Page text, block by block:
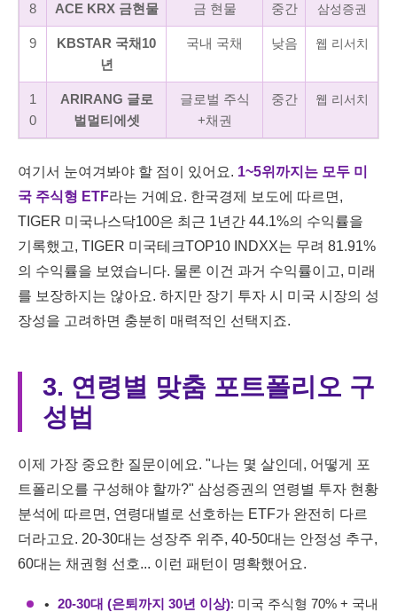
8 ACE KRX 금현물 금 현물 중간 삼성증권
9
KBSTAR 국채10
년
국내 국채 낮음 웹 리서치
1
0
ARIRANG 글로
벌멀티에셋
글로벌 주식
+채권
중간 웹 리서치
여기서 눈여겨봐야 할 점이 있어요. 1~5위까지는 모두 미
국 주식형 ETF라는 거예요. 한국경제 보도에 따르면,
TIGER 미국나스닥100은 최근 1년간 44.1%의 수익률을
기록했고, TIGER 미국테크TOP10 INDXX는 무려 81.91%
의 수익률을 보였습니다. 물론 이건 과거 수익률이고, 미래
를 보장하지는 않아요. 하지만 장기 투자 시 미국 시장의 성
장성을 고려하면 충분히 매력적인 선택지죠.
3. 연령별 맞춤 포트폴리오 구
성법
이제 가장 중요한 질문이에요. "나는 몇 살인데, 어떻게 포
트폴리오를 구성해야 할까?" 삼성증권의 연령별 투자 현황
분석에 따르면, 연령대별로 선호하는 ETF가 완전히 다르
더라고요. 20-30대는 성장주 위주, 40-50대는 안정성 추구,
60대는 채권형 선호... 이런 패턴이 명확했어요.
20-30대 (은퇴까지 30년 이상): 미국 주식형 70% + 국내